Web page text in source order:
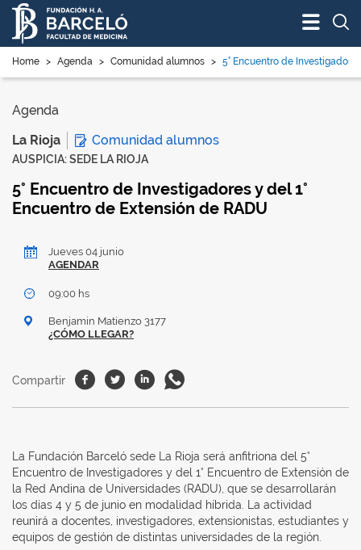
Home > Agenda > Comunidad alumnos > 5° Encuentro de
Agenda
La Rioja
Comunidad alumnos
AUSPICIA: SEDE LA RIOJA
5° Encuentro de Investigadores y del 1°
Encuentro de Extensión de RADU
Jueves 04 junio
AGENDAR
09:00 hs
Benjamin Matienzo 3177
¿CÓMO LLEGAR?
Compartir Facebook
TwitterLinkedin
Whatsapp
La Fundación Barceló sede La Rioja será anfitriona del 5°
Encuentro de Investigadores y del 1° Encuentro de Extensión de
la Red Andina de Universidades (RADU), que se desarrollarán
los días 4 y 5 de junio en modalidad híbrida. La actividad
reunirá a docentes, investigadores, extensionistas, estudiantes y
equipos de gestión de distintas universidades de la región.